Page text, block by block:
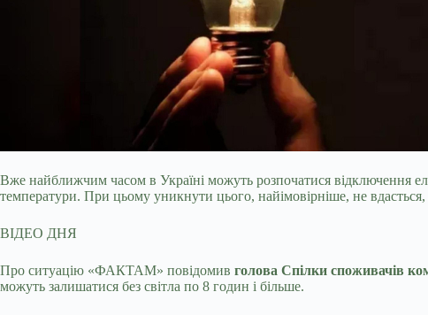
Вже найближчим часом в Україні можуть розпочатися відключення
температури. При цьому уникнути цього, найімовірніше, не
ВІДЕО ДНЯ
Про ситуацію «ФАКТАМ» повідомив голова Спілки споживачів
можуть залишатися без світла по 8 годин і більше.